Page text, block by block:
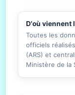
D'où viennent
Toutes les
officiels
(ARS) et
Ministère de la